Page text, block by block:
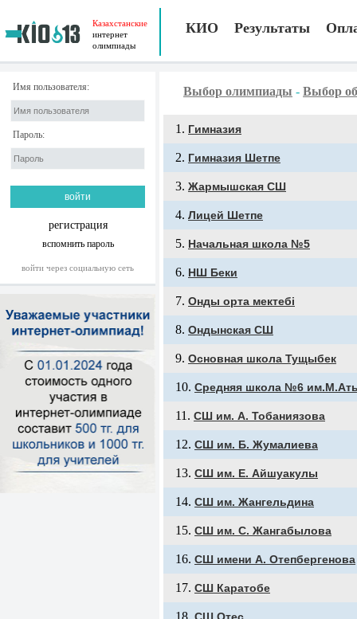
Казахстанские
интернет
олимпиады
КИО Результаты
Имя пользователя:
Пароль:
регистрация
вспомнить пароль
войти через социальную сеть
Выбор олимпиады - Выбор
Гимназия
Гимназия Шетпе
Жармышская СШ
Лицей Шетпе
Начальная школа №5
НШ Беки
Онды орта мектебі
Ондынская СШ
Основная школа Тущыбек
Средняя школа №6
СШ им. А. Тобаниязова
СШ им. Б. Жумалиева
СШ им. Е. Айшуакулы
СШ им. Жангельдина
СШ им. С. Жангабылова
СШ имени А. Отепбергенова
СШ Каратобе